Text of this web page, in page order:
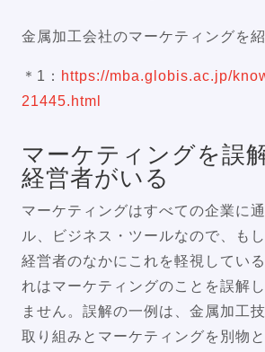
金属加工会社のマーケティングを紹
＊1： https://mba.globis.ac.jp/
21445.html
マーケティングを誤
経営者がいる
マーケティングはすべての企業に
ル、ビジネス・ツールなので、も
経営者のなかにこれを軽視してい
れはマーケティングのことを誤解
ません。誤解の一例は、金属加工
取り組みとマーケティングを別物